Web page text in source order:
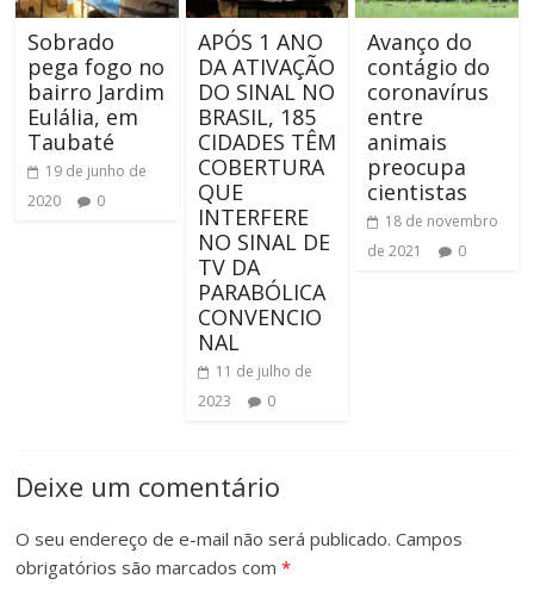
Sobrado
pega fogo no
bairro Jardim
Eulália, em
Taubaté
19 de junho de
2020
0
APÓS 1 ANO
DA ATIVAÇÃO
DO SINAL NO
BRASIL, 185
CIDADES TÊM
COBERTURA
QUE
INTERFERE
NO SINAL DE
TV DA
PARABÓLICA
CONVENCIO
NAL
11 de julho de
2023
0
Avanço do
contágio do
coronavírus
entre
animais
preocupa
cientistas
18 de novembro
de 2021
0
Deixe um comentário
O seu endereço de e-mail não será publicado. Campos
obrigatórios são marcados com*